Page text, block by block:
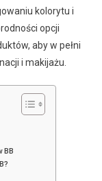
kolorytu i
opcji
aby w pełni
i makijażu.
BB